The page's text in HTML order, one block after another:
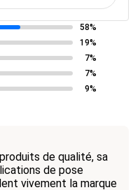
58%
19%
7%
7%
9%
de qualité, sa
de pose
vivement la marque